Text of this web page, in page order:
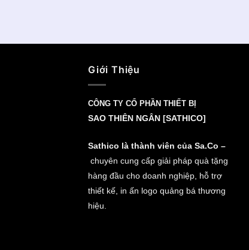
Giới Thiệu
CÔNG TY CỔ PHẦN THIẾT BỊ
SAO THIÊN NGÂN [SATHICO]
Sathico là thành viên của Sa.Co –
chuyên cung cấp giải pháp quà tặng
hàng đầu cho doanh nghiệp, hỗ trợ
thiết kế, in ấn logo quảng bá thương
hiệu.